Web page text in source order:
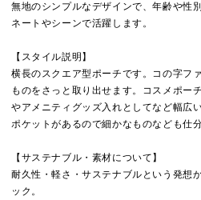
無地のシンプルなデザインで、年齢や性
ネートやシーンで活躍します。
【スタイル説明】
横長のスクエア型ポーチです。コの字フ
ものをさっと取り出せます。コスメポー
やアメニティグッズ入れとしてなど幅広
ポケットがあるので細かなものなども仕
【サステナブル・素材について】
耐久性・軽さ・サステナブルという発想
ック。